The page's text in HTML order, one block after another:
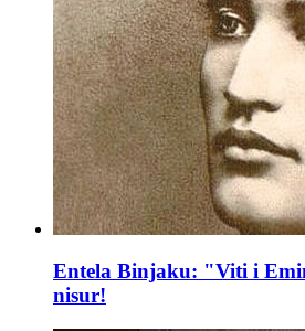
Entela Binjaku: "Viti i
nisur!